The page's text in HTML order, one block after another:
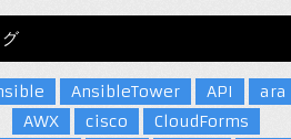
いないバージョンなので起動できない
AnsibleTower API
ara
AWX
cisco
CloudForms